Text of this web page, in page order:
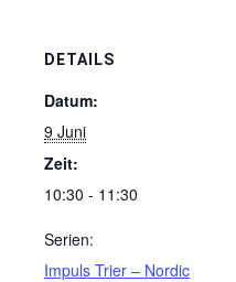
DETAILS
Datum:
9 Juni
Zeit:
10:30 - 11:30
Serien:
Impuls Trier – Nordic